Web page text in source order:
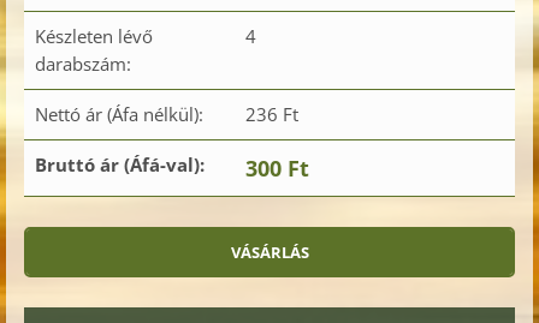
Készleten lévő
darabszám:
4
Nettó ár (Áfa nélkül): 236 Ft
Bruttó ár (Áfá-val): 300 Ft